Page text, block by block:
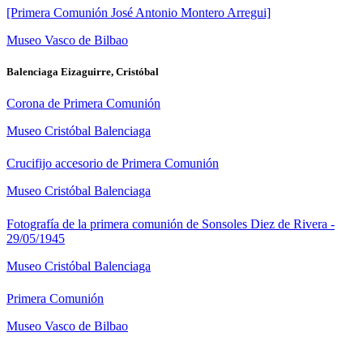
[Primera Comunión José Antonio Montero Arregui]
Museo Vasco de Bilbao
Balenciaga Eizaguirre, Cristóbal
Corona de Primera Comunión
Museo Cristóbal Balenciaga
Crucifijo accesorio de Primera Comunión
Museo Cristóbal Balenciaga
Fotografía de la primera comunión de Sonsoles Diez de Rivera -
29/05/1945
Museo Cristóbal Balenciaga
Primera Comunión
Museo Vasco de Bilbao